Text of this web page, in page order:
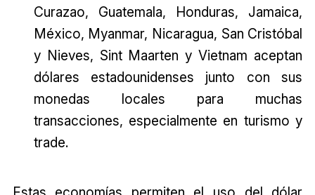
Curazao, Guatemala, Honduras, Jamaica,
México, Myanmar, Nicaragua, San Cristóbal
y Nieves, Sint Maarten y Vietnam aceptan
dólares estadounidenses junto con sus
monedas locales para muchas
transacciones, especialmente en turismo y
trade.